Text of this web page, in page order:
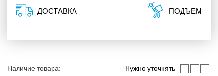
Наличие товара: Нужно уточнять
ДОСТАВКА ПОДЪЕМ